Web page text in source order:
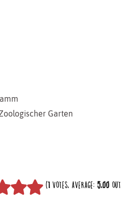
Garten
(1VOTES, AVERAGE: 5,00 OUT